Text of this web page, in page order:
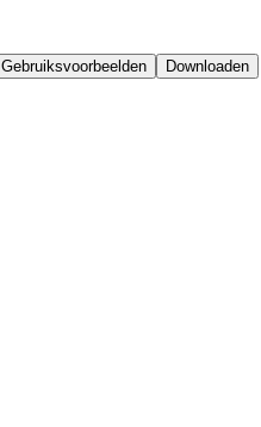
Gebruiksvoorbeelden Downloaden